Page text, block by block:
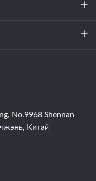
комната
No.9968 Shennan
Китай